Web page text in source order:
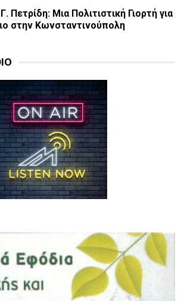
Πετρίδη: Μια Πολιτιστική Γιορτή για
στην Κωνσταντινούπολη